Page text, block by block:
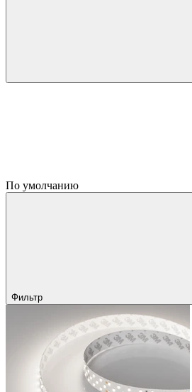
По умолчанию
Фильтр